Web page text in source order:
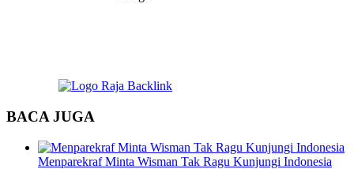
BACA JUGA
Menparekraf Minta Wisman Tak Ragu Kunjungi Indonesia